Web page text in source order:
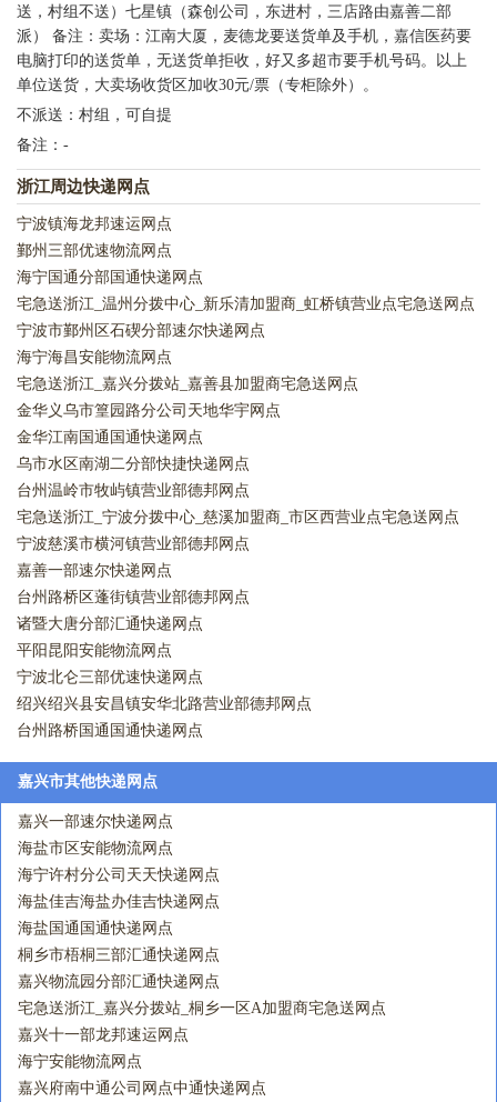
送，村组不送）七星镇（森创公司，东进村，三店路由嘉善二部
派） 备注：卖场：江南大厦，麦德龙要送货单及手机，嘉信医药要
电脑打印的送货单，无送货单拒收，好又多超市要手机号码。以上
单位送货，大卖场收货区加收30元/票（专柜除外）。
不派送：村组，可自提
备注：-
浙江周边快递网点
宁波镇海龙邦速运网点
鄞州三部优速物流网点
海宁国通分部国通快递网点
宅急送浙江_温州分拨中心_新乐清加盟商_虹桥镇营业点宅急送网点
宁波市鄞州区石碶分部速尔快递网点
海宁海昌安能物流网点
宅急送浙江_嘉兴分拨站_嘉善县加盟商宅急送网点
金华义乌市篁园路分公司天地华宇网点
金华江南国通国通快递网点
乌市水区南湖二分部快捷快递网点
台州温岭市牧屿镇营业部德邦网点
宅急送浙江_宁波分拨中心_慈溪加盟商_市区西营业点宅急送网点
宁波慈溪市横河镇营业部德邦网点
嘉善一部速尔快递网点
台州路桥区蓬街镇营业部德邦网点
诸暨大唐分部汇通快递网点
平阳昆阳安能物流网点
宁波北仑三部优速快递网点
绍兴绍兴县安昌镇安华北路营业部德邦网点
台州路桥国通国通快递网点
嘉兴市其他快递网点
嘉兴一部速尔快递网点
海盐市区安能物流网点
海宁许村分公司天天快递网点
海盐佳吉海盐办佳吉快递网点
海盐国通国通快递网点
桐乡市梧桐三部汇通快递网点
嘉兴物流园分部汇通快递网点
宅急送浙江_嘉兴分拨站_桐乡一区A加盟商宅急送网点
嘉兴十一部龙邦速运网点
海宁安能物流网点
嘉兴府南中通公司网点中通快递网点